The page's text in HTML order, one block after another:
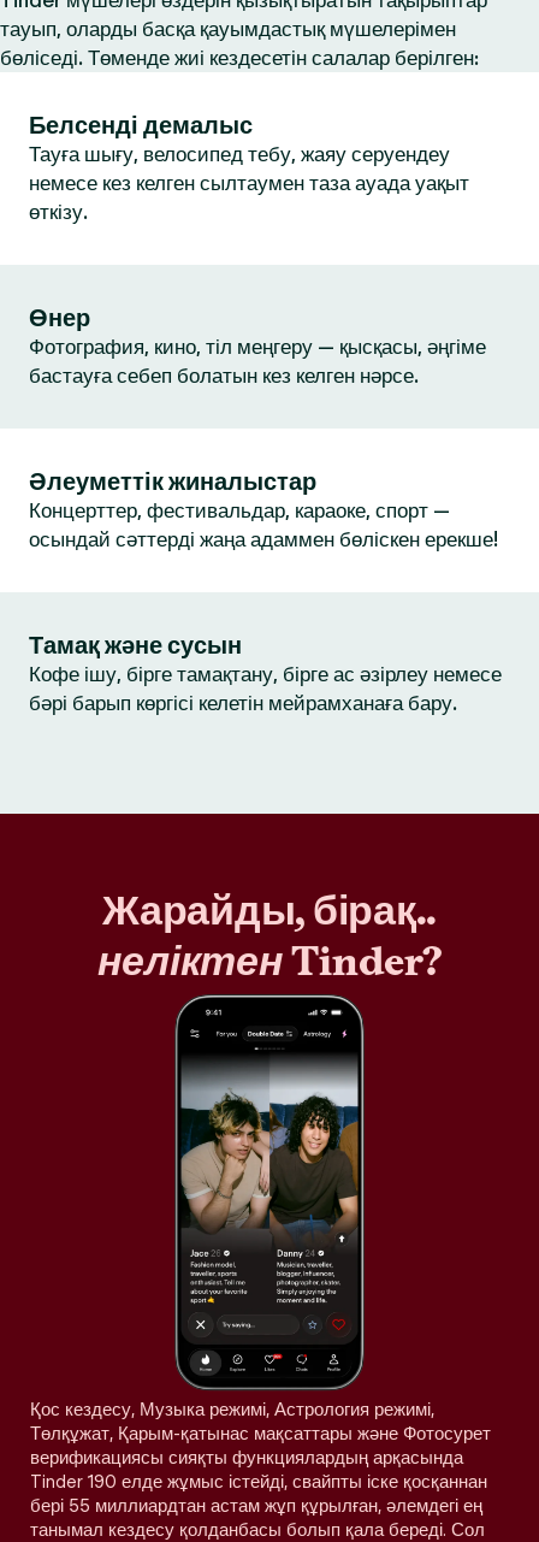
тауып, оларды басқа қауымдастық мүшелерімен
бөліседі. Төменде жиі кездесетін салалар берілген:
Белсенді демалыс
Тауға шығу, велосипед тебу, жаяу серуендеу
немесе кез келген сылтаумен таза ауада уақыт
өткізу.
Өнер
Фотография, кино, тіл меңгеру — қысқасы, әңгіме
бастауға себеп болатын кез келген нәрсе.
Әлеуметтік жиналыстар
Концерттер, фестивальдар, караоке, спорт —
осындай сәттерді жаңа адаммен бөліскен ерекше!
Тамақ және сусын
Кофе ішу, бірге тамақтану, бірге ас әзірлеу немесе
бәрі барып көргісі келетін мейрамханаға бару.
Жарайды, бірақ..
неліктенTinder?
Қос кездесу, Музыка режимі, Астрология режимі,
Төлқұжат, Қарым-қатынас мақсаттары және Фотосурет
верификациясы сияқты функциялардың арқасында
Tinder 190 елде жұмыс істейді, свайпты іске қосқаннан
бері 55 миллиардтан астам жұп құрылған, әлемдегі ең
танымал кездесу қолданбасы болып қала береді. Сол